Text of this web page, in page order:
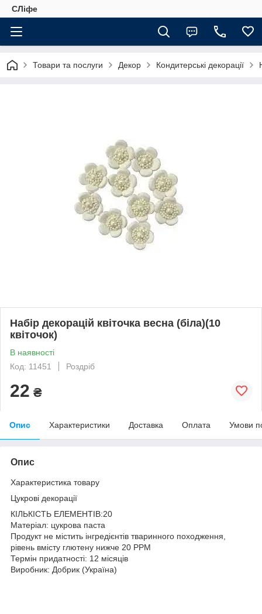
СЛіфе
Товари та послуги Декор Кондитерські декорації
Набір декорацій квіточка весна (біла)(10
квіточок)
В наявності
Код: 11451
Роздріб
22 ₴
Опис Характеристики Доставка Оплата Умови
Опис
Характеристика товару
Цукрові декорації
КІЛЬКІСТЬ ЕЛЕМЕНТІВ:20
Матеріал: цукрова паста
Продукт не містить інгредієнтів тваринного походження,
рівень вмісту глютену нижче 20 PPM
Термін придатності: 12 місяців
Виробник: Добрик (Україна)